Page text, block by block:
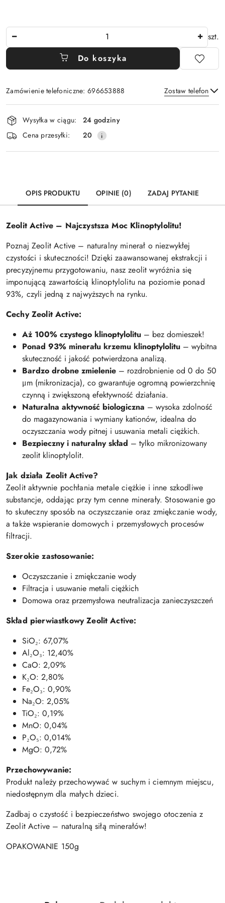
szt.
Do koszyka
Zamówienie telefoniczne: 696653888 Zostaw telefon
Wyślij
Dostępność
i
dostawa
Wysyłka w ciągu:
24 godziny
Cena przesyłki:
20
OPIS PRODUKTU OPINIE (0) ZADAJ PYTANIE
Zeolit Active – Najczystsza Moc Klinoptylolitu!
Poznaj Zeolit Active – naturalny minerał o niezwykłej
czystości i skuteczności! Dzięki zaawansowanej ekstrakcji i
precyzyjnemu przygotowaniu, nasz zeolit wyróżnia się
imponującą zawartością klinoptylolitu na poziomie ponad
93%, czyli jedną z najwyższych na rynku.
Cechy Zeolit Active:
Aż 100% czystego klinoptylolitu – bez domieszek!
Ponad 93% minerału krzemu klinoptylolitu – wybitna
skuteczność i jakość potwierdzona analizą.
Bardzo drobne zmielenie – rozdrobnienie od 0 do 50
μm (mikronizacja), co gwarantuje ogromną powierzchnię
czynną i zwiększoną efektywność działania.
Naturalna aktywność biologiczna – wysoka zdolność
do magazynowania i wymiany kationów, idealna do
oczyszczania wody pitnej i usuwania metali ciężkich.
Bezpieczny i naturalny skład – tylko mikronizowany
zeolit klinoptylolit.
Jak działa Zeolit Active?
Zeolit aktywnie pochłania metale ciężkie i inne szkodliwe
substancje, oddając przy tym cenne minerały. Stosowanie go
to skuteczny sposób na oczyszczanie oraz zmiękczanie wody,
a także wspieranie domowych i przemysłowych procesów
filtracji.
Szerokie zastosowanie:
Oczyszczanie i zmiękczanie wody
Filtracja i usuwanie metali ciężkich
Domowa oraz przemysłowa neutralizacja zanieczyszczeń
Skład pierwiastkowy Zeolit Active:
SiO₂: 67,07%
Al₂O₃: 12,40%
CaO: 2,09%
K₂O: 2,80%
Fe₂O₃: 0,90%
Na₂O: 2,05%
TiO₂: 0,19%
MnO: 0,04%
P₂O₅: 0,014%
MgO: 0,72%
Przechowywanie:
Produkt należy przechowywać w suchym i ciemnym miejscu,
niedostępnym dla małych dzieci.
Zadbaj o czystość i bezpieczeństwo swojego otoczenia z
Zeolit Active – naturalną siłą minerałów!
OPAKOWANIE 150g